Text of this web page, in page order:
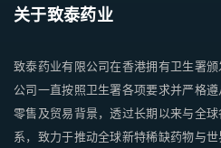
关于致泰药业
致泰药业有限公司在香港拥有卫生署
公司一直按照卫生署各项要求并严格
零售及贸易背景，透过长期以来与全
系，致力于推动全球新特稀缺药物与